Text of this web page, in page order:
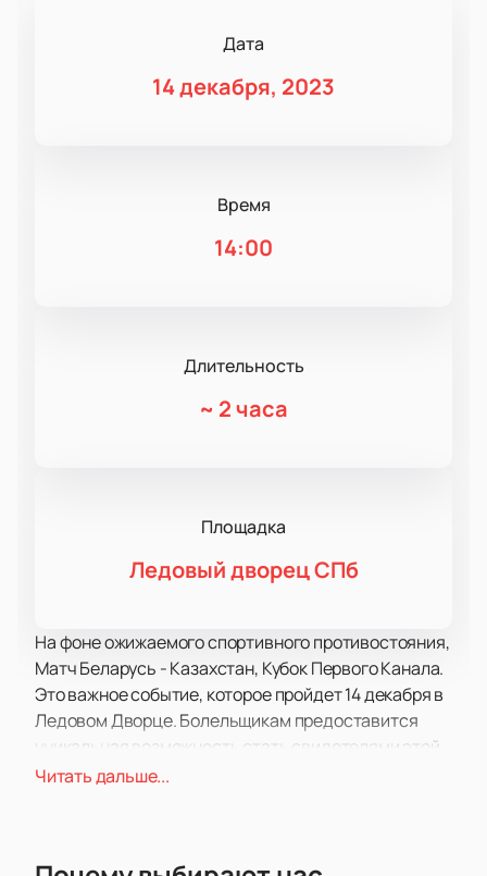
Дата
14 декабря, 2023
Время
14:00
Длительность
~ 2 часа
Площадка
Ледовый дворец СПб
На фоне ожижаемого спортивного противостояния,
Матч Беларусь - Казахстан, Кубок Первого Канала.
Это важное событие, которое пройдет 14 декабря в
Ледовом Дворце. Болельщикам предоставится
уникальная возможность стать свидетелями этой
эпической игры, в которой сойдутся сильнейшие
Читать дальше...